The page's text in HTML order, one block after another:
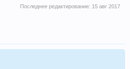
Последнее редактирование: 15 авг 2017